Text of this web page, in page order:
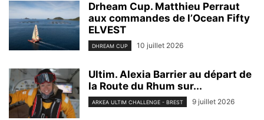
Drheam Cup. Matthieu Perraut
aux commandes de l’Ocean Fifty
ELVEST
DHREAM CUP 10 juillet 2026
Ultim. Alexia Barrier au départ de
la Route du Rhum sur...
ARKEA ULTIM CHALLENGE - BREST 9 juillet 2026